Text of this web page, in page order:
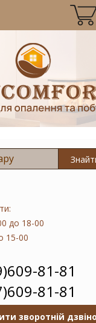
до 18-00
15-00
81-81
81-81
зворотній